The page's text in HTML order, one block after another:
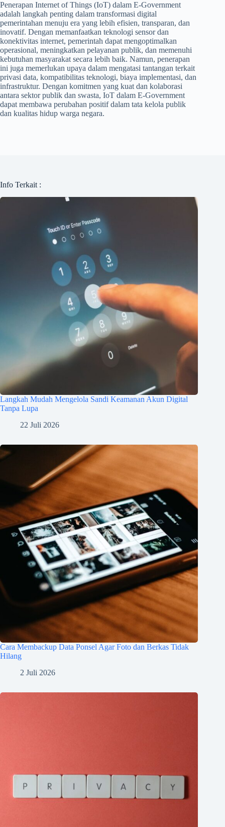
Penerapan Internet of Things (IoT) dalam E-Government
adalah langkah penting dalam transformasi digital
pemerintahan menuju era yang lebih efisien, transparan, dan
inovatif. Dengan memanfaatkan teknologi sensor dan
konektivitas internet, pemerintah dapat mengoptimalkan
operasional, meningkatkan pelayanan publik, dan memenuhi
kebutuhan masyarakat secara lebih baik. Namun, penerapan
ini juga memerlukan upaya dalam mengatasi tantangan terkait
privasi data, kompatibilitas teknologi, biaya implementasi, dan
infrastruktur. Dengan komitmen yang kuat dan kolaborasi
antara sektor publik dan swasta, IoT dalam E-Government
dapat membawa perubahan positif dalam tata kelola publik
dan kualitas hidup warga negara.
Info Terkait :
Langkah Mudah Mengelola Sandi Keamanan Akun Digital
Tanpa Lupa
22 Juli 2026
Cara Membackup Data Ponsel Agar Foto dan Berkas Tidak
Hilang
2 Juli 2026